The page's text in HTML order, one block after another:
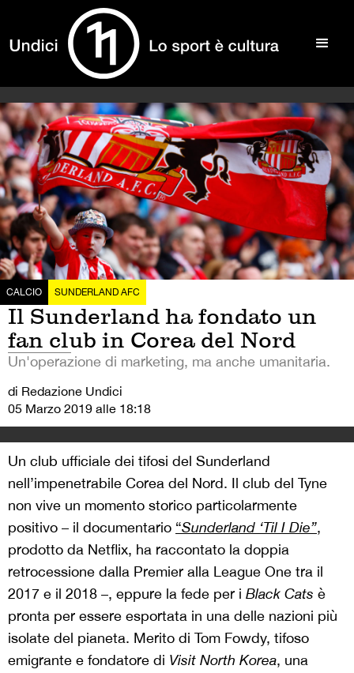
CALCIO SUNDERLAND AFC
Il Sunderland ha fondato un
fan club in Corea del Nord
Un'operazione di marketing, ma anche umanitaria.
di Redazione Undici
05 Marzo 2019 alle 18:18
Un club ufficiale dei tifosi del Sunderland
nell’impenetrabile Corea del Nord. Il club del Tyne
non vive un momento storico particolarmente
positivo – il documentario “Sunderland ‘Til I Die”,
prodotto da Netflix, ha raccontato la doppia
retrocessione dalla Premier alla League One tra il
2017 e il 2018 –, eppure la fede per i Black Cats è
pronta per essere esportata in una delle nazioni più
isolate del pianeta. Merito di Tom Fowdy, tifoso
emigrante e fondatore di Visit North Korea, una